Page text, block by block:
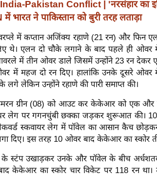
India-Pakistan Conflict | 'नरसंहार का
भारत ने पाकिस्तान को बुरी तरह लताड़ा
में कप्तान अजिंक्य रहाणे (21 रन) और फिन
थे। एलन दो चौके लगाने के बाद पहले ही ओवर
में तीन ओवर डाले जिसमें उन्होंने 23 रन देकर
में महज दो रन दिए। हालांकि उनके दूसरे ओवर
लगे लेकिन उन्होंने रहाणे की पारी समाप्त की।
ग्रीन (08) को आउट कर केकेआर को एक और
लेग पर गगनचुंबी छक्का जड़कर शुरूआत की।
स्कवायर लेग में पॉवेल का आसान कैच छोड़कर
दिए। इस तरह 10 ओवर बाद केकेआर का स्कोर
के स्टंप उखाड़कर उनके और पॉवेल के बीच
केकेआर का स्कोर चार विकेट पर 118 रन